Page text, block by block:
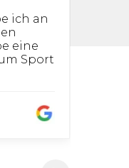
ich an
eine
Sport